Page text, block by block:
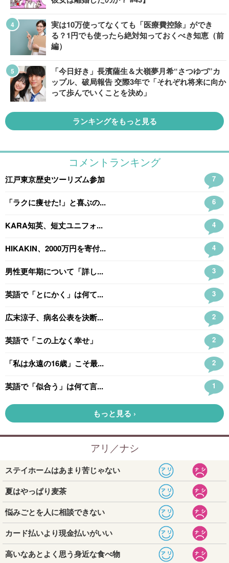
実は10万使ってなくても「医療費控除」ができ
る？1円でも使ったら絶対知っておくべき知恵（前
編）
「今日好き」長濱薩生＆大嶺夢月希“さつゆづ”カ
ップル、破局報告 交際3年で「それぞれ将来に向か
って歩んでいくことを決め」
ランキングをもっと見る